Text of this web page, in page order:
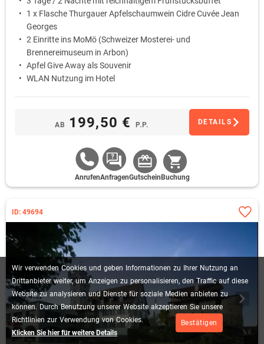
Wir verwenden Cookies und geben Informationen zu Ihrer Nutzung an
Drittanbieter weiter, um Anzeigen zu personalisieren, den Traffic auf diese
Website zu analysieren und Dienste für soziale Medien anbieten zu
können. Durch Benutzung unserer Website akzeptieren Sie unsere
Richtlinien zur Verwendung von Cookies.
Klicken Sie hier für weitere Details
Bestätigen
1 x Flasche Thurgauer Apfelschaumwein Cidre Cuvée Jean
Georges
2 Einritte ins MoMö (Schweizer Mosterei- und
Brennereimuseum in Arbon)
Apfel Give Away als Souvenir
WLAN Nutzung im Hotel
AB 199,50 € P.P. DETAILS
AnrufenAnfragenGutschein Buchung
ID: 49694